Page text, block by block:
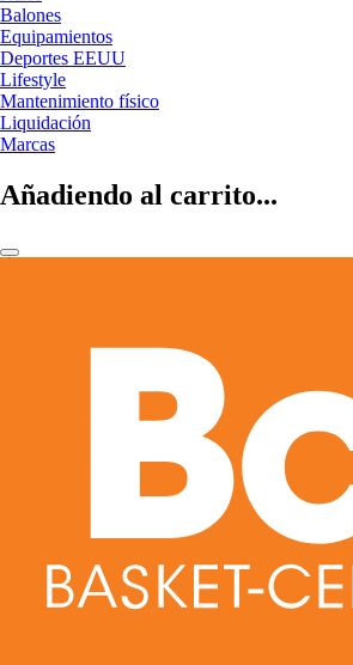
Balones
Equipamientos
Deportes EEUU
Lifestyle
Mantenimiento físico
Liquidación
Marcas
Añadiendo al carrito...